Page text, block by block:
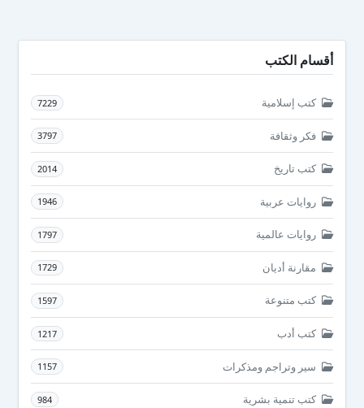
أقسام الكتب
كتب إسلامية 7229
فكر وثقافة 3797
كتب تاريخ 2014
روايات عربية 1946
روايات عالمية 1797
مقارنة أديان 1729
كتب متنوعة 1597
كتب أدب 1217
سير وتراجم ومذكرات 1157
كتب تنمية بشرية 984